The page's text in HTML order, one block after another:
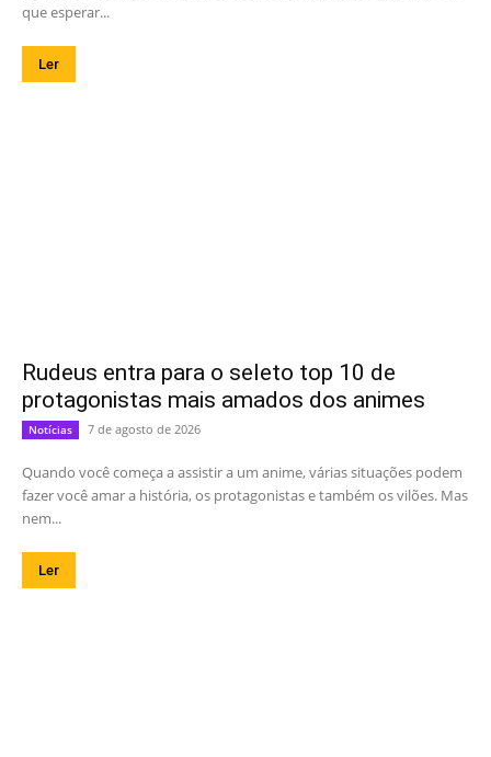
que esperar...
Ler
Rudeus entra para o seleto top 10 de
protagonistas mais amados dos animes
Notícias 7 de agosto de 2026
Quando você começa a assistir a um anime, várias situações podem
fazer você amar a história, os protagonistas e também os vilões. Mas
nem...
Ler